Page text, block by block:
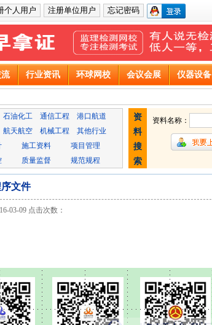
行业资讯 环球网校 会议会展 仪器设备
石油化工 通信工程
港口航道
航天航空 机械工程 其他行业
施工资料
项目管理
质量监督 规范规程
资
料
搜
索
资料名称：
文件
03-09 点击次数：